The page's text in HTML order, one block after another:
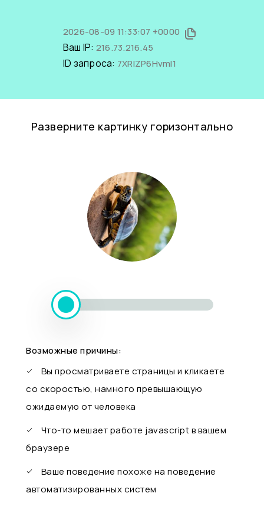
2026-08-09 11:33:07 +0000
Ваш IP: 216.73.216.45
ID запроса: 7XRlZP6HvmI1
Разверните картинку горизонтально
Возможные причины:
Вы просматриваете страницы и кликаете
со скоростью, намного превышающую
ожидаемую от человека
Что-то мешает работе javascript в вашем
браузере
Ваше поведение похоже на поведение
автоматизированных систем